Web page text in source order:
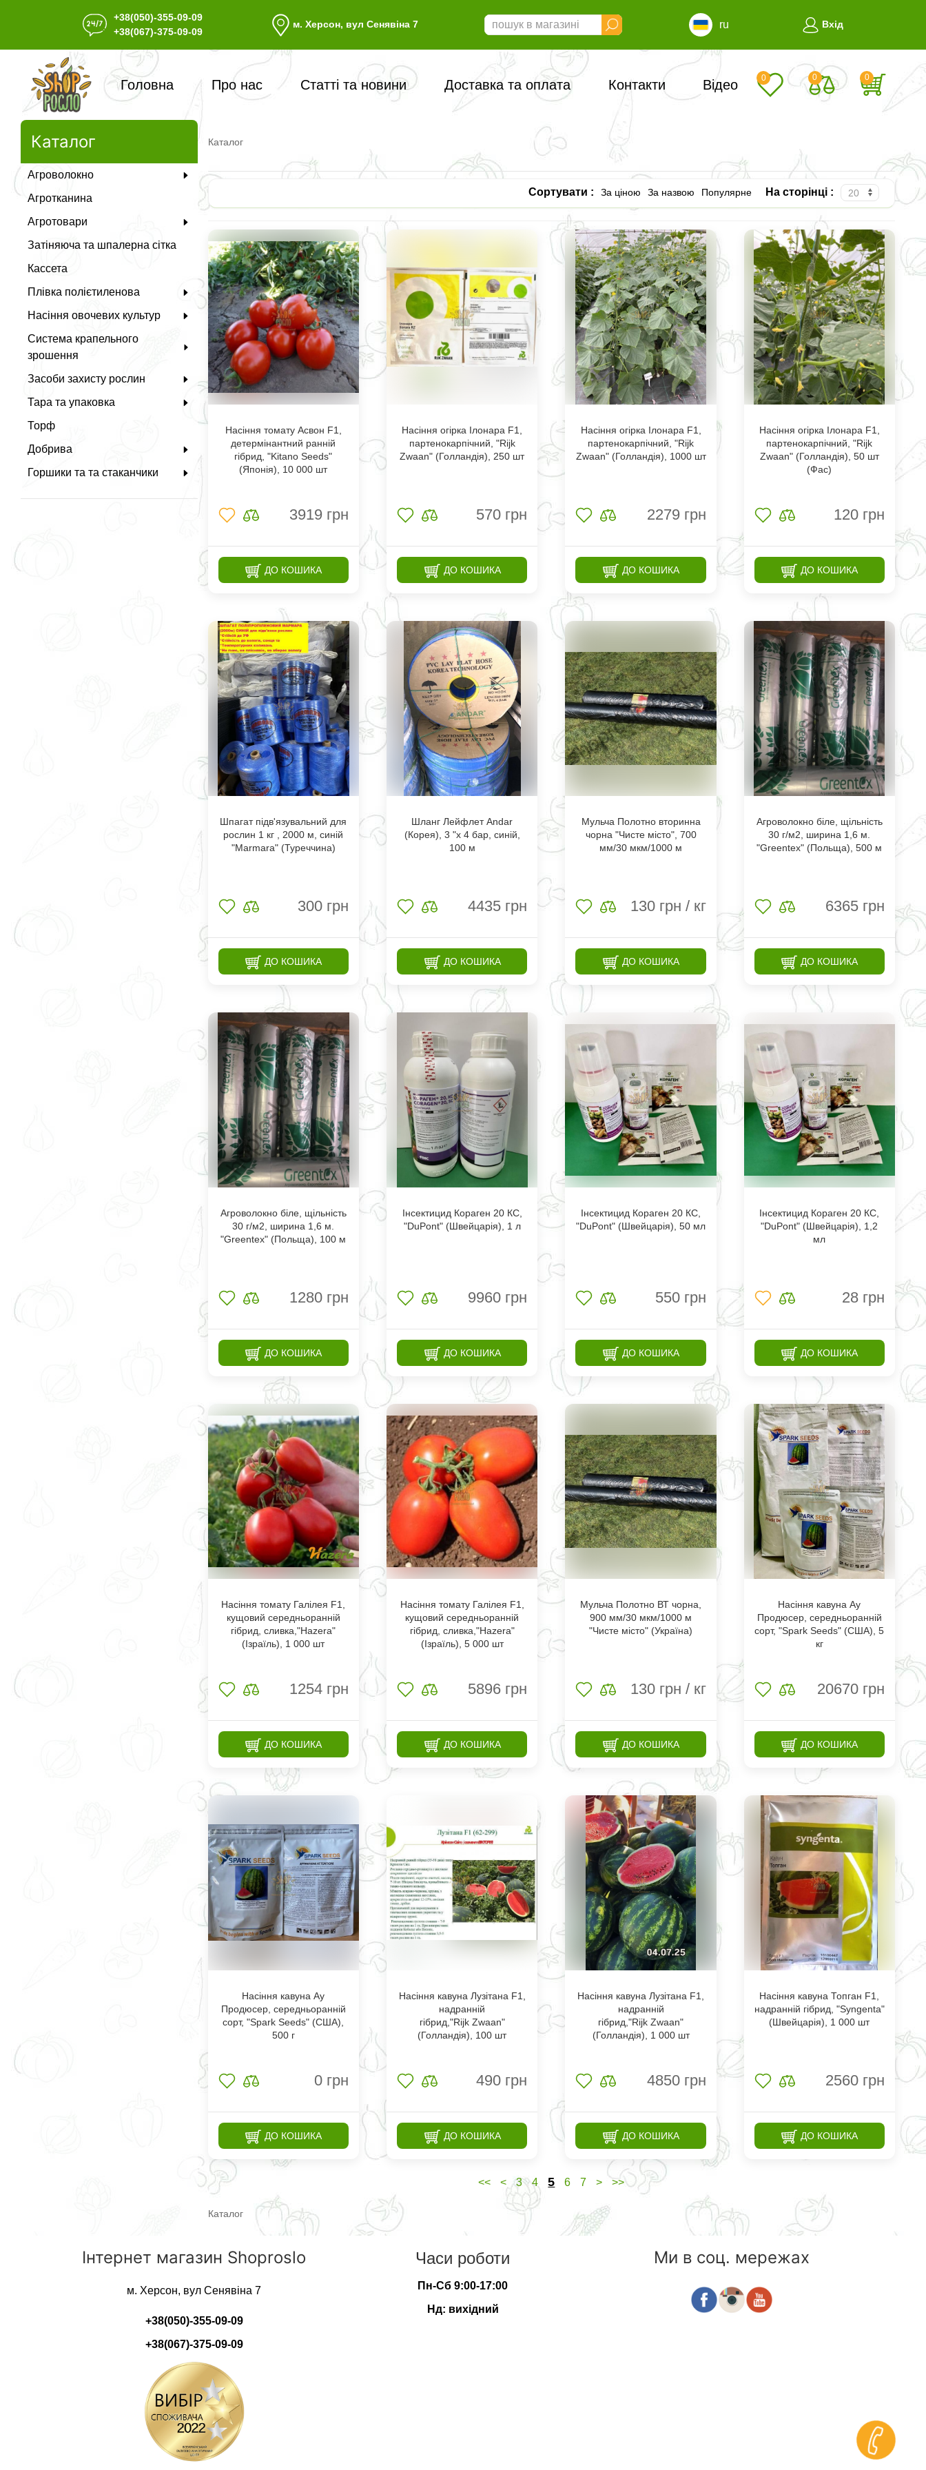
+38(050)-355-09-09
+38(067)-375-09-09
м. Херсон, вул Сенявіна 7 ru Вхід
Головна Про нас Статті та новини Доставка та оплата Контакти Відео 0 0 0
Каталог
Агроволокно
Агротканина
Агротовари
Затіняюча та шпалерна сітка
Кассета
Плівка полієтиленова
Насіння овочевих культур
Система крапельного
зрошення
Засоби захисту рослин
Тара та упаковка
Торф
Добрива
Горшики та та стаканчики
Каталог
Сортувати : За ціною За назвою Популярне На сторінці :
Насіння томату Асвон F1,
детермінантний ранній
гібрид, "Kitano Seeds"
(Японія), 10 000 шт
3919 грн
ДО КОШИКА
Насіння огірка Ілонара F1,
партенокарпічний, "Rijk
Zwaan" (Голландія), 250 шт
570 грн
ДО КОШИКА
Насіння огірка Ілонара F1,
партенокарпічний, "Rijk
Zwaan" (Голландія), 1000 шт
2279 грн
ДО КОШИКА
Насіння огірка Ілонара F1,
партенокарпічний, "Rijk
Zwaan" (Голландія), 50 шт
(Фас)
120 грн
ДО КОШИКА
Шпагат підв'язувальний для
рослин 1 кг , 2000 м, синій
"Marmara" (Туреччина)
300 грн
ДО КОШИКА
Шланг Лейфлет Andar
(Корея), 3 "х 4 бар, синій,
100 м
4435 грн
ДО КОШИКА
Мульча Полотно вторинна
чорна "Чисте місто", 700
мм/30 мкм/1000 м
130 грн / кг
ДО КОШИКА
Агроволокно біле, щільність
30 г/м2, ширина 1,6 м.
"Greentex" (Польща), 500 м
6365 грн
ДО КОШИКА
Агроволокно біле, щільність
30 г/м2, ширина 1,6 м.
"Greentex" (Польща), 100 м
1280 грн
ДО КОШИКА
Інсектицид Кораген 20 КС,
"DuPont" (Швейцарія), 1 л
9960 грн
ДО КОШИКА
Інсектицид Кораген 20 КС,
"DuPont" (Швейцарія), 50 мл
550 грн
ДО КОШИКА
Інсектицид Кораген 20 КС,
"DuPont" (Швейцарія), 1,2
мл
28 грн
ДО КОШИКА
Насіння томату Галілея F1,
кущовий середньоранній
гібрид, сливка,"Hazera"
(Ізраїль), 1 000 шт
1254 грн
ДО КОШИКА
Насіння томату Галілея F1,
кущовий середньоранній
гібрид, сливка,"Hazera"
(Ізраїль), 5 000 шт
5896 грн
ДО КОШИКА
Мульча Полотно ВТ чорна,
900 мм/30 мкм/1000 м
"Чисте місто" (Україна)
130 грн / кг
ДО КОШИКА
Насіння кавуна Ау
Продюсер, cередньоранній
сорт, "Spark Seeds" (США), 5
кг
20670 грн
ДО КОШИКА
Насіння кавуна Ау
Продюсер, cередньоранній
сорт, "Spark Seeds" (США),
500 г
0 грн
ДО КОШИКА
Насіння кавуна Лузітана F1,
надранній
гібрид,"Rijk Zwaan"
(Голландія), 100 шт
490 грн
ДО КОШИКА
Насіння кавуна Лузітана F1,
надранній
гібрид,"Rijk Zwaan"
(Голландія), 1 000 шт
4850 грн
ДО КОШИКА
Насіння кавуна Топган F1,
надранній гібрид, "Syngenta"
(Швейцарія), 1 000 шт
2560 грн
ДО КОШИКА
<< < 3 4 5 6 7 > >>
Каталог
Інтернет магазин Shoproslo
м. Херсон, вул Сенявіна 7
+38(050)-355-09-09
+38(067)-375-09-09
Часи роботи
Пн-Сб 9:00-17:00
Нд: вихідний
Ми в соц. мережах